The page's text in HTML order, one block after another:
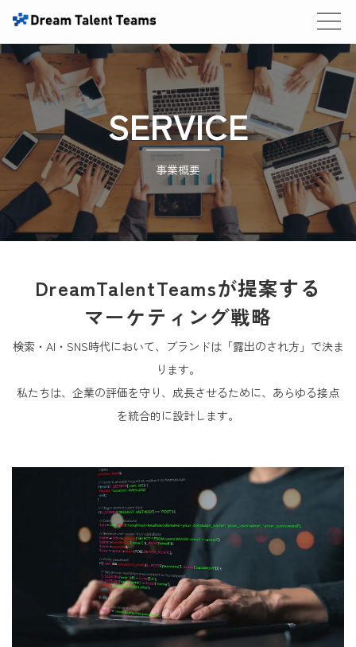
SERVICE
事業概要
DreamTalentTeamsが提案する
マーケティング戦略
検索・AI・SNS時代において、ブランドは「露出のされ方」で決ま
ります。
私たちは、企業の評価を守り、成長させるために、あらゆる接点
を統合的に設計します。